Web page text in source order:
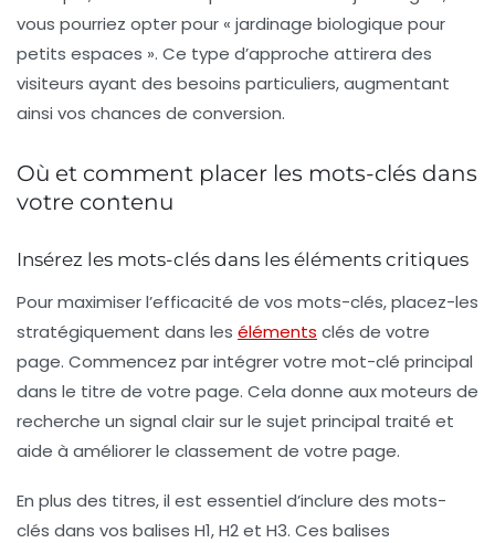
vous pourriez opter pour « jardinage biologique pour
petits espaces ». Ce type d’approche attirera des
visiteurs ayant des besoins particuliers, augmentant
ainsi vos chances de conversion.
Où et comment placer les mots-clés dans
votre contenu
Insérez les mots-clés dans les éléments critiques
Pour maximiser l’efficacité de vos mots-clés, placez-les
stratégiquement dans les éléments clés de votre
page. Commencez par intégrer votre mot-clé principal
dans le titre de votre page. Cela donne aux moteurs de
recherche un signal clair sur le sujet principal traité et
aide à améliorer le classement de votre page.
En plus des titres, il est essentiel d’inclure des mots-
clés dans vos balises H1,H2et H3. Ces balises